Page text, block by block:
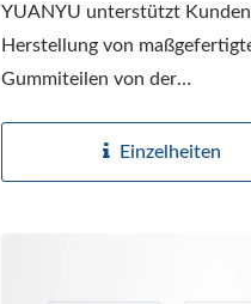
YUANYU unterstützt
Herstellung von
Gummiteilen von der
Einzelheiten